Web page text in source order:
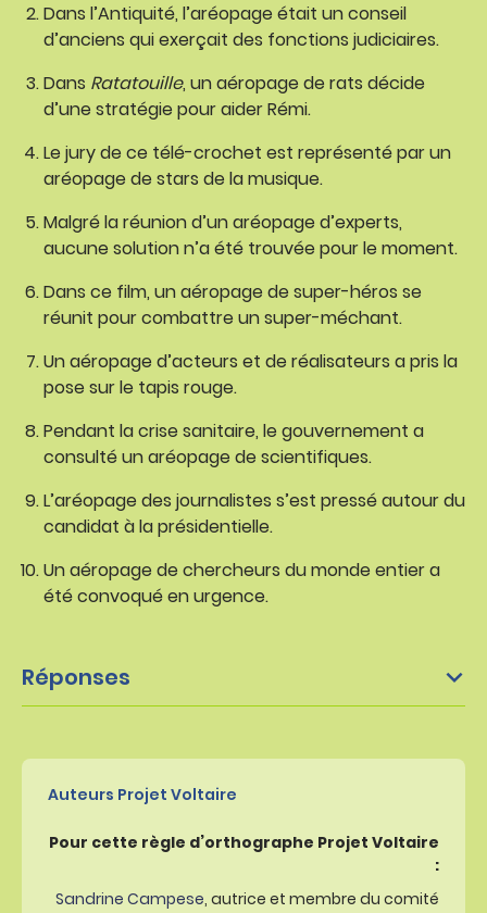
Dans l’Antiquité, l’aréopage était un conseil
d’anciens qui exerçait des fonctions judiciaires.
Dans Ratatouille, un aéropage de rats décide
d’une stratégie pour aider Rémi.
Le jury de ce télé-crochet est représenté par un
aréopage de stars de la musique.
Malgré la réunion d’un aréopage d’experts,
aucune solution n’a été trouvée pour le moment.
Dans ce film, un aéropage de super-héros se
réunit pour combattre un super-méchant.
Un aéropage d’acteurs et de réalisateurs a pris la
pose sur le tapis rouge.
Pendant la crise sanitaire, le gouvernement a
consulté un aréopage de scientifiques.
L’aréopage des journalistes s’est pressé autour du
candidat à la présidentielle.
Un aéropage de chercheurs du monde entier a
été convoqué en urgence.
Réponses
Auteurs Projet Voltaire
Pour cette règle d’orthographe Projet Voltaire
:
Sandrine Campese, autrice et membre du comité